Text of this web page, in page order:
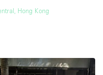
Hong Kong